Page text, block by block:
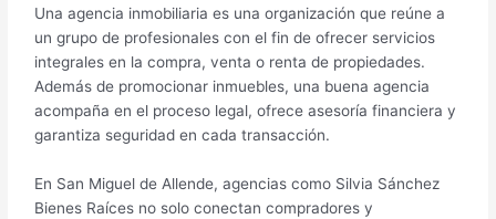
Una agencia inmobiliaria es una organización que reúne a
un grupo de profesionales con el fin de ofrecer servicios
integrales en la compra, venta o renta de propiedades.
Además de promocionar inmuebles, una buena agencia
acompaña en el proceso legal, ofrece asesoría financiera y
garantiza seguridad en cada transacción.
En San Miguel de Allende, agencias como Silvia Sánchez
Bienes Raíces no solo conectan compradores y